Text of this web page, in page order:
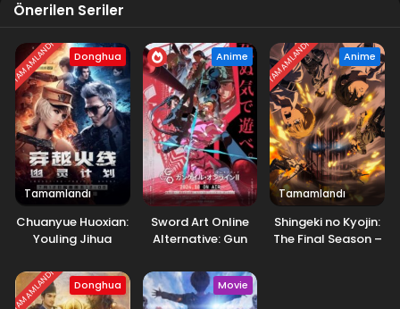
Önerilen Seriler
TAMAMLANDI Donghua
Tamamlandı
Chuanyue Huoxian:
Youling Jihua
Anime
Sword Art Online
Alternative: Gun
TAMAMLANDI Anime
Tamamlandı
Shingeki no Kyojin:
The Final Season –
TAMAMLANDI Donghua Movie